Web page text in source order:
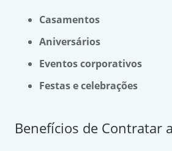
Casamentos
Aniversários
Eventos corporativos
Festas e celebrações
Benefícios de Contratar